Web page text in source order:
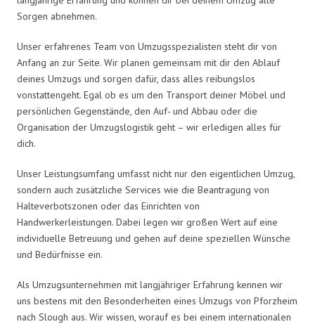
Sorgen abnehmen.
Unser erfahrenes Team von Umzugsspezialisten steht dir von
Anfang an zur Seite. Wir planen gemeinsam mit dir den Ablauf
deines Umzugs und sorgen dafür, dass alles reibungslos
vonstattengeht. Egal ob es um den Transport deiner Möbel und
persönlichen Gegenstände, den Auf- und Abbau oder die
Organisation der Umzugslogistik geht – wir erledigen alles für
dich.
Unser Leistungsumfang umfasst nicht nur den eigentlichen Umzug,
sondern auch zusätzliche Services wie die Beantragung von
Halteverbotszonen oder das Einrichten von
Handwerkerleistungen. Dabei legen wir großen Wert auf eine
individuelle Betreuung und gehen auf deine speziellen Wünsche
und Bedürfnisse ein.
Als Umzugsunternehmen mit langjähriger Erfahrung kennen wir
uns bestens mit den Besonderheiten eines Umzugs von Pforzheim
nach Slough aus. Wir wissen, worauf es bei einem internationalen